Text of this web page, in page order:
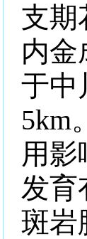
支期
内金
于中
5km
用
发育
斑岩